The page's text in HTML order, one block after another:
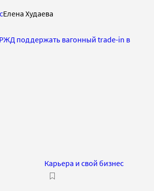
Елена Худаева
поддержать вагонный trade-in в
Карьера и свой бизнес